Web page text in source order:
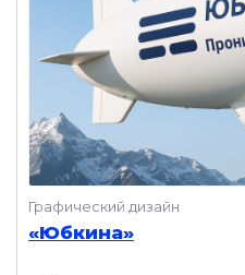
Графический дизайн
«Юбкина»